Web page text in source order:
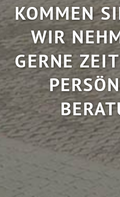
KOMMEN
WIR
GERNE